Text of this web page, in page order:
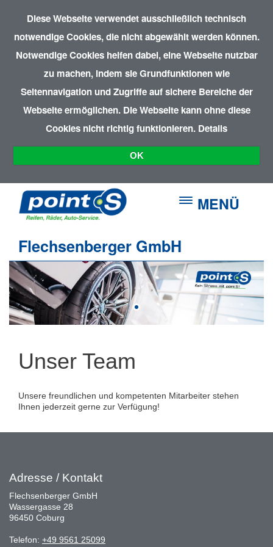
Diese Webseite verwendet ausschließlich technisch
notwendige Cookies, die nicht abgewählt werden können.
Notwendige Cookies helfen dabei, eine Webseite nutzbar
zu machen, indem sie Grundfunktionen wie
Seitennavigation und Zugriffe auf sichere Bereiche der
Webseite ermöglichen. Die Webseite kann ohne diese
Cookies nicht richtig funktionieren. Details
OK
MENÜ
Flechsenberger GmbH
Unser Team
Unsere freundlichen und kompetenten Mitarbeiter stehen
Ihnen jederzeit gerne zur Verfügung!
Adresse / Kontakt
Flechsenberger GmbH
Wassergasse 28
96450 Coburg
Telefon: +49 9561 25099